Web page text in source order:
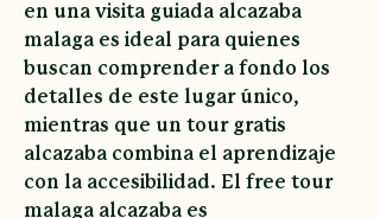
en una visita guiada alcazaba
malaga es ideal para quienes
buscan comprender a fondo los
detalles de este lugar único,
mientras que un tour gratis
alcazaba combina el aprendizaje
con la accesibilidad. El free tour
malaga alcazaba es